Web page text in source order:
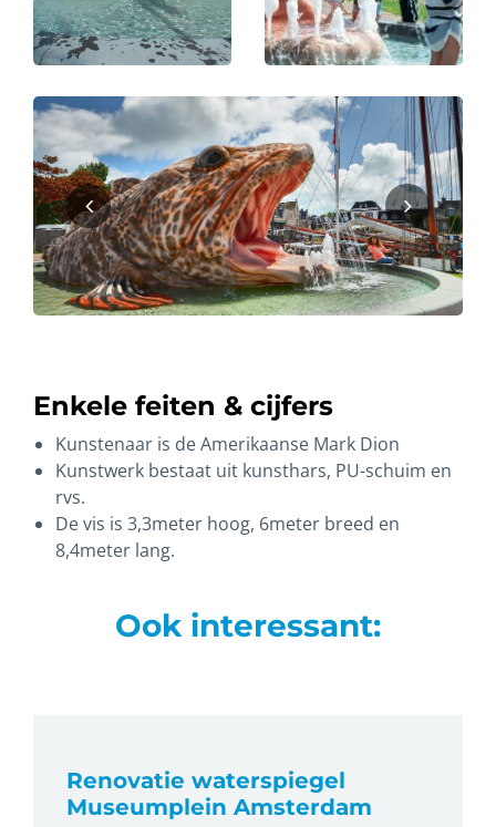
Enkele feiten & cijfers
Kunstenaar is de Amerikaanse Mark Dion
Kunstwerk bestaat uit kunsthars, PU-schuim en
rvs.
De vis is 3,3meter hoog, 6meter breed en
8,4meter lang.
Ook interessant:
Renovatie waterspiegel
Museumplein Amsterdam